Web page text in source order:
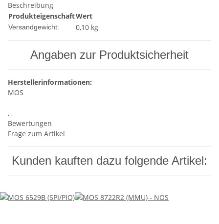
Beschreibung
ProdukteigenschaftWert
Versandgewicht: 0,10 kg
Angaben zur Produktsicherheit
Herstellerinformationen:
MOS
, ,
Bewertungen
Frage zum Artikel
Kunden kauften dazu folgende Artikel: